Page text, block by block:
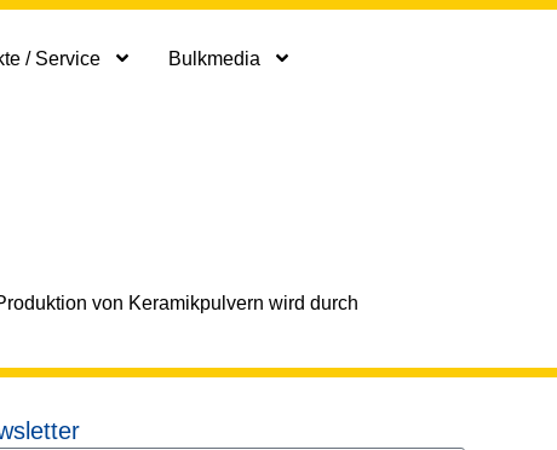
/ Service Bulkmedia
von Keramikpulvern wird durch